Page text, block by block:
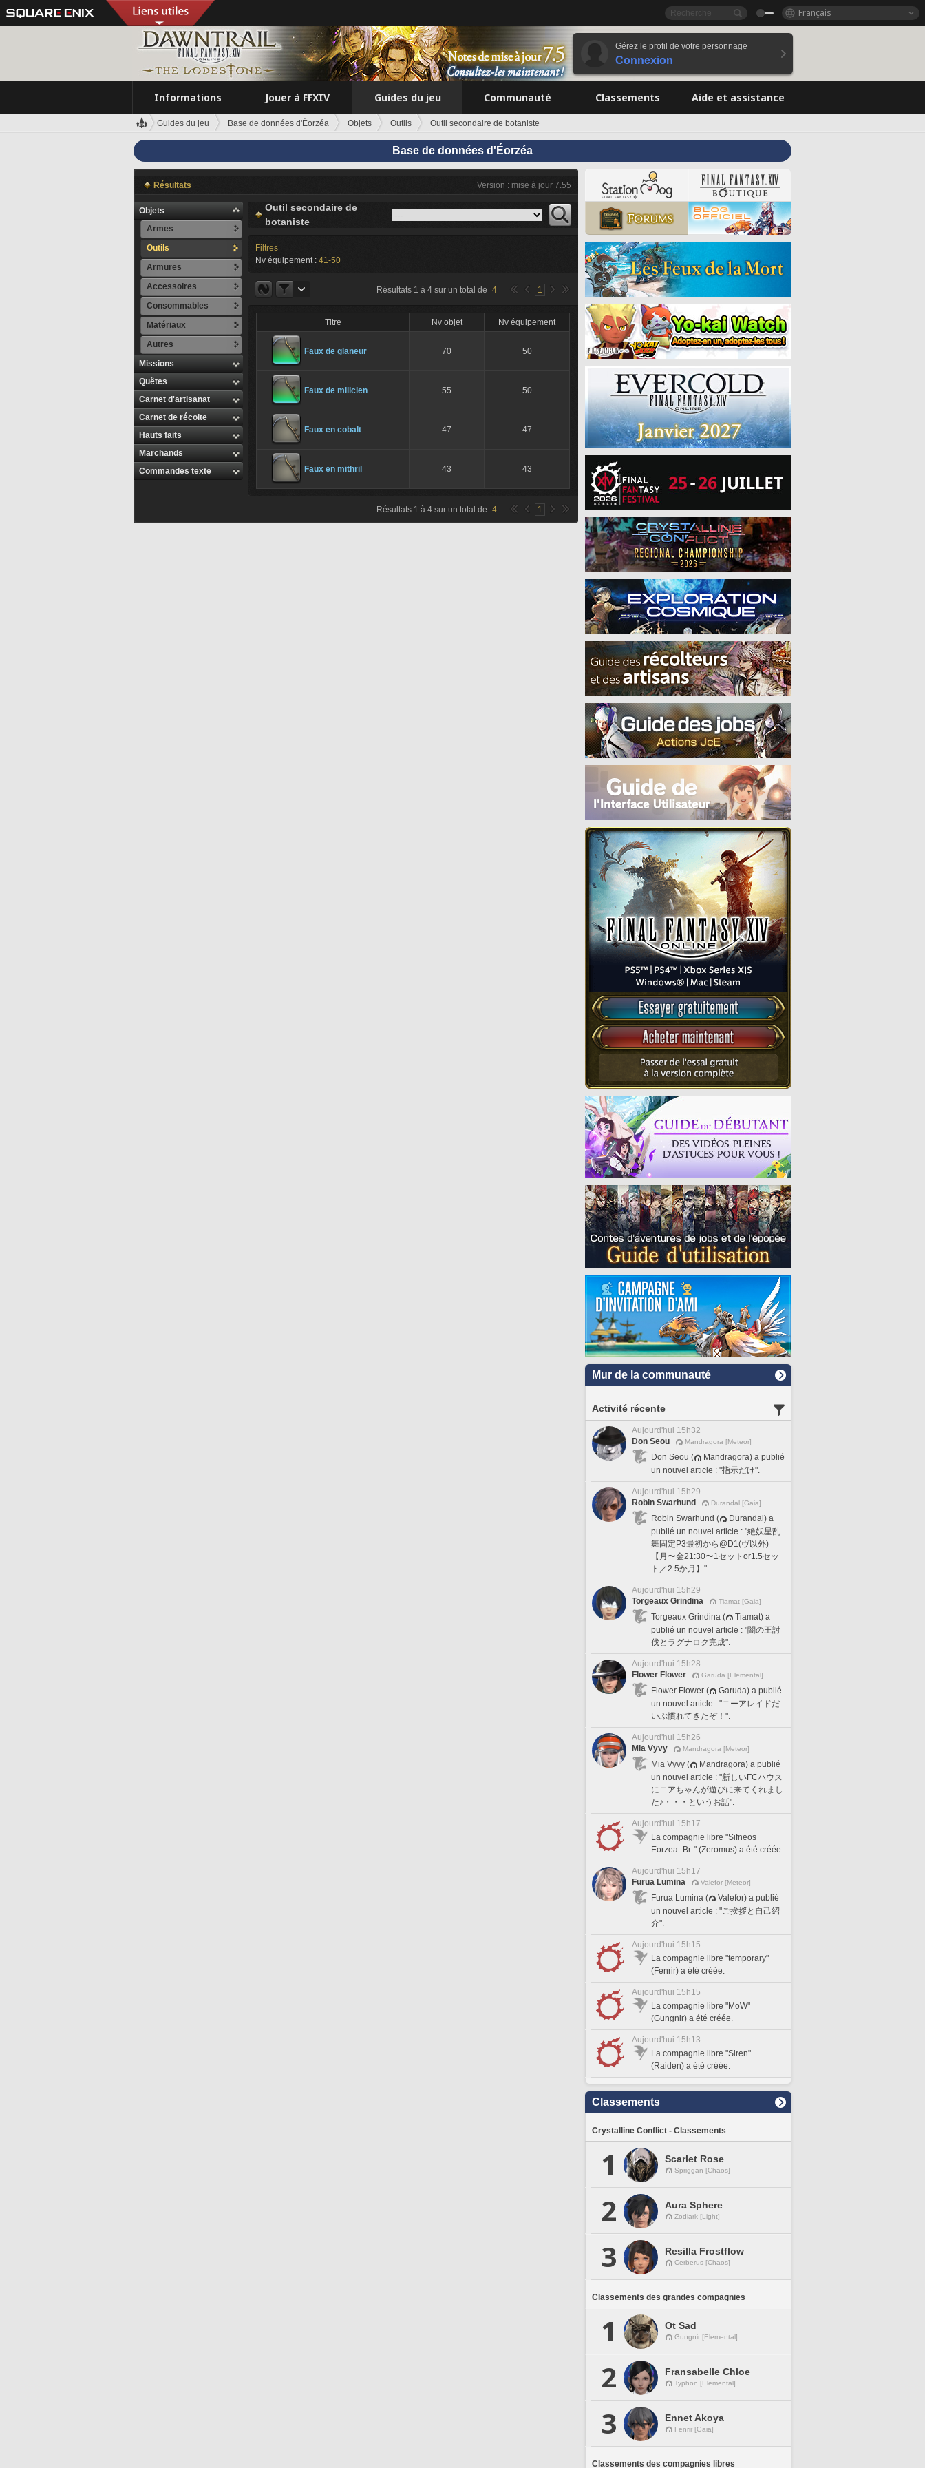
Français
Gérez le profil de votre personnage
Connexion
Informations Jouer à FFXIV Guides du jeu Communauté Classements Aide et assistance
Guides du jeu Base de données d'Éorzéa Objets Outils Outil secondaire de botaniste
Base de données d'Éorzéa
Résultats Version : mise à jour 7.55
Objets
Armes
Outils
Armures
Accessoires
Consommables
Matériaux
Autres
Missions
Quêtes
Carnet d'artisanat
Carnet de récolte
Hauts faits
Marchands
Commandes texte
Outil secondaire de
botaniste
Filtres
Nv équipement : 41-50
Résultats 1 à 4 sur un total de 4 1
Titre Nv objet Nv équipement
Faux de glaneur 70 50
Faux de milicien 55 50
Faux en cobalt 47 47
Faux en mithril 43 43
Résultats 1 à 4 sur un total de 4 1
Mur de la communauté
Activité récente
Aujourd'hui 15h32
Don Seou
Mandragora [Meteor]
Don Seou (
Mandragora) a publié
un nouvel article : "指示だけ".
Aujourd'hui 15h29
Robin Swarhund
Durandal [Gaia]
Robin Swarhund (
Durandal) a
publié un nouvel article : "絶妖星乱
舞固定P3最初から@D1(ヴ以外)
【月〜金21:30〜1セットor1.5セッ
ト／2.5か月】".
Aujourd'hui 15h29
Torgeaux Grindina
Tiamat [Gaia]
Torgeaux Grindina (
Tiamat) a
publié un nouvel article : "闇の王討
伐とラグナロク完成".
Aujourd'hui 15h28
Flower Flower
Garuda [Elemental]
Flower Flower (
Garuda) a publié
un nouvel article : "ニーアレイドだ
いぶ慣れてきたぞ！".
Aujourd'hui 15h26
Mia Vyvy
Mandragora [Meteor]
Mia Vyvy (
Mandragora) a publié
un nouvel article : "新しいFCハウス
にニアちゃんが遊びに来てくれまし
た♪・・・というお話".
Aujourd'hui 15h17
La compagnie libre "Sifneos
Eorzea -Br-" (Zeromus) a été créée.
Aujourd'hui 15h17
Furua Lumina
Valefor [Meteor]
Furua Lumina (
Valefor) a publié
un nouvel article : "ご挨拶と自己紹
介".
Aujourd'hui 15h15
La compagnie libre "temporary"
(Fenrir) a été créée.
Aujourd'hui 15h15
La compagnie libre "MoW"
(Gungnir) a été créée.
Aujourd'hui 15h13
La compagnie libre "Siren"
(Raiden) a été créée.
Classements
Crystalline Conflict - Classements
1 Scarlet Rose
Spriggan [Chaos]
2 Aura Sphere
Zodiark [Light]
3 Resilla Frostflow
Cerberus [Chaos]
Classements des grandes compagnies
1 Ot Sad
Gungnir [Elemental]
2 Fransabelle Chloe
Typhon [Elemental]
3 Ennet Akoya
Fenrir [Gaia]
Classements des compagnies libres